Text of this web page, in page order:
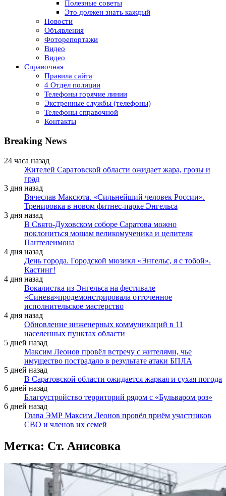
Полезные советы
Это должен знать каждый
Новости
Объявления
Фоторепортажи
Видео
Видео
Справочная
Правила сайта
4 Отдел полиции
Телефоны горячие линии
Экстренные службы (телефоны)
Телефоны справочной
Контакты
Breaking News
24 часа назад
Жителей Саратовской области ожидает жара, грозы и
град
3 дня назад
Вячеслав Максюта. «Сильнейший человек России».
Тренировка в новом фитнес-парке Энгельса
3 дня назад
В Свято-Духовском соборе Саратова можно
поклониться мощам великомученика и целителя
Пантелеимона
4 дня назад
День города. Городской мюзикл «Энгельс, я с тобой».
Кастинг!
4 дня назад
Вокалистка из Энгельса на фестивале
«Синева»продемонстрировала отточенное
исполнительское мастерство
4 дня назад
Обновление инженерных коммуникаций в 11
населенных пунктах области
5 дней назад
Максим Леонов провёл встречу с жителями, чье
имущество пострадало в результате атаки БПЛА
5 дней назад
В Саратовской области ожидается жаркая и сухая погода
6 дней назад
Благоустройство территорий рядом с «Бульваром роз»
6 дней назад
Глава ЭМР Максим Леонов провёл приём участников
СВО и членов их семей
Метка: Ст. Анисовка